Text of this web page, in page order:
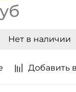
Добавить
Нет в наличии